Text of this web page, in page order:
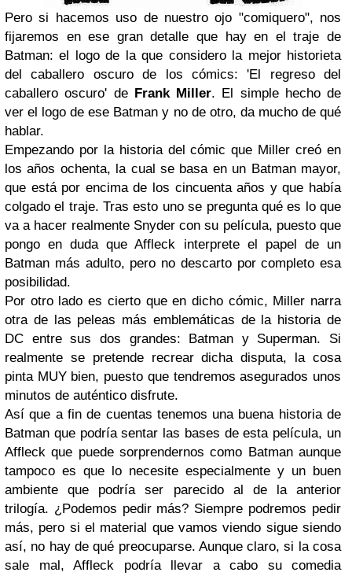
Pero si hacemos uso de nuestro ojo "comiquero", nos
fijaremos en ese gran detalle que hay en el traje de
Batman: el logo de la que considero la mejor historieta
del caballero oscuro de los cómics: 'El regreso del
caballero oscuro' de Frank Miller. El simple hecho de
ver el logo de ese Batman y no de otro, da mucho de qué
hablar.
Empezando por la historia del cómic que Miller creó en
los años ochenta, la cual se basa en un Batman mayor,
que está por encima de los cincuenta años y que había
colgado el traje. Tras esto uno se pregunta qué es lo que
va a hacer realmente Snyder con su película, puesto que
pongo en duda que Affleck interprete el papel de un
Batman más adulto, pero no descarto por completo esa
posibilidad.
Por otro lado es cierto que en dicho cómic, Miller narra
otra de las peleas más emblemáticas de la historia de
DC entre sus dos grandes: Batman y Superman. Si
realmente se pretende recrear dicha disputa, la cosa
pinta MUY bien, puesto que tendremos asegurados unos
minutos de auténtico disfrute.
Así que a fin de cuentas tenemos una buena historia de
Batman que podría sentar las bases de esta película, un
Affleck que puede sorprendernos como Batman aunque
tampoco es que lo necesite especialmente y un buen
ambiente que podría ser parecido al de la anterior
trilogía. ¿Podemos pedir más? Siempre podremos pedir
más, pero si el material que vamos viendo sigue siendo
así, no hay de qué preocuparse. Aunque claro, si la cosa
sale mal, Affleck podría llevar a cabo su comedia